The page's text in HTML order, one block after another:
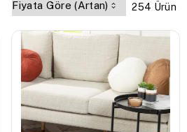
254 Ürün